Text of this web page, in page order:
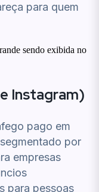
para quem
Instagram)
pago em
por
empresas
para pessoas